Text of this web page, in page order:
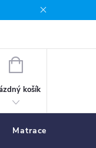
NÁKUPNÍ
košík
Matrace